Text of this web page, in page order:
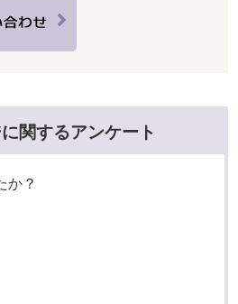
関するアンケート
か？